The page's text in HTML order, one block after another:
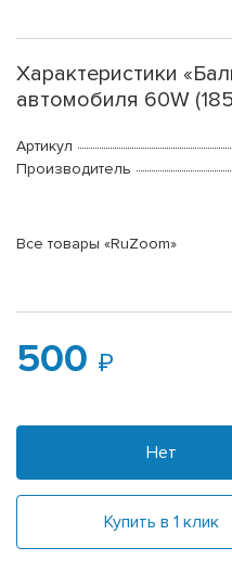
Характеристики
автомобиля 60W
Артикул
Производитель
Все товары «RuZoom»
500
Нет
Купить в 1 клик